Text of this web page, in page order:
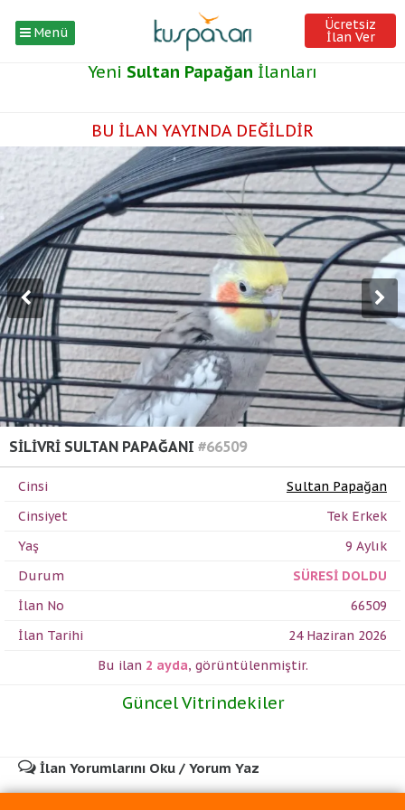
Menü Ücretsiz
İlan Ver
Yeni Sultan Papağan İlanları
BU İLAN YAYINDA DEĞİLDİR
SİLİVRİ SULTAN PAPAĞANI #66509
Cinsi
Sultan Papağan
Cinsiyet
Tek Erkek
Yaş
9 Aylık
Durum
SÜRESİ DOLDU
İlan No
66509
İlan Tarihi
24 Haziran 2026
Bu ilan 2 ayda, görüntülenmiştir.
Güncel Vitrindekiler
İlan Yorumlarını Oku / Yorum Yaz